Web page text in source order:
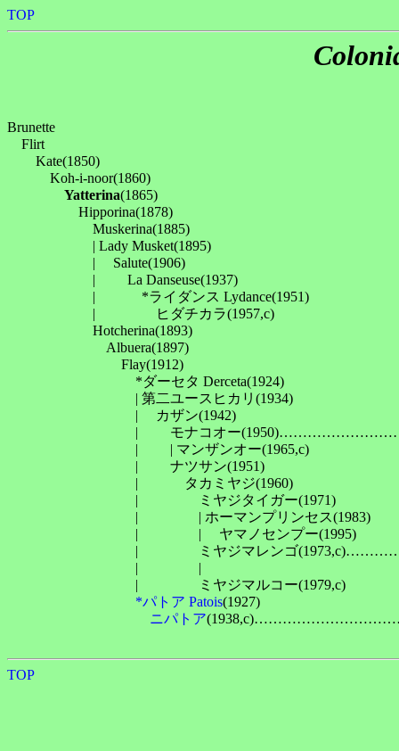
TOP
Brunette
Flirt
Kate(1850)
Koh-i-noor(1860)
Yatterina(1865)
Hipporina(1878)
Muskerina(1885)
| Lady Musket(1895)
| 　Salute(1906)
| 　　La Danseuse(1937)
| 　　　*ライダンス Lydance(1951)
| 　　　　ヒダチカラ(1957,c)
Hotcherina(1893)
Albuera(1897)
Flay(1912)
*ダーセタ Derceta(1924)
| 第二ユースヒカリ(1934)
| 　カザン(1942)
| 　　モナコオー
| 　　| マンザンオー(1965,c)
| 　　ナツサン(1951)
| 　　　タカミヤジ(1960)
| 　　　　ミヤジタイガー(1971)
| 　　　　| ホーマンプリンセス(1983)
| 　　　　| 　ヤマノセンプー(1995)
| 　　　　ミヤジマレンゴ
| 　　　　| 　　　　　　　　　　　　　　　　　
| 　　　　ミヤジマルコー(1979,c)
*パトア Patois(1927)
ニパトア
TOP